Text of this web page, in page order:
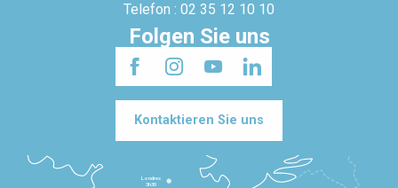
Telefon : 02 35 12 10 10
Folgen Sie uns
Kontaktieren Sie uns
Londres
3h30